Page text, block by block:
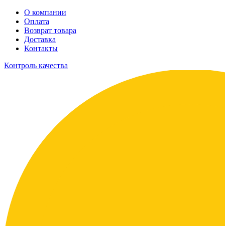
О компании
Оплата
Возврат товара
Доставка
Контакты
Контроль качества